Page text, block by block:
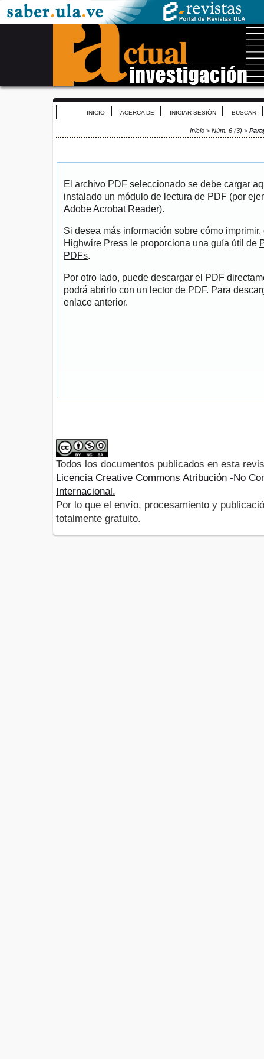
INICIO ACERCA DE INICIAR SESIÓN BUSCAR
Inicio > Núm. 6 (3) >
El archivo PDF seleccionado se debe cargar
instalado un módulo de lectura de PDF (por
Adobe Acrobat Reader).
Si desea más información sobre cómo
Highwire Press le proporciona una guía útil de
PDFs.
Por otro lado, puede descargar el PDF
podrá abrirlo con un lector de PDF. Para
enlace anterior.
Todos los documentos publicados en esta
Licencia Creative Commons Atribución -No
Internacional.
Por lo que el envío, procesamiento y
totalmente gratuito.